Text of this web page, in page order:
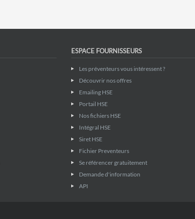
ESPACE FOURNISSEURS
Les préventeurs vous intéressent ?
Découvrir nos offres
Emailing HSE
Portail HSE
Nos fichiers HSE
Intégral HSE
Siret HSE
Fichier Preventeurs
Se référencer gratuitement
Demande d'information
API